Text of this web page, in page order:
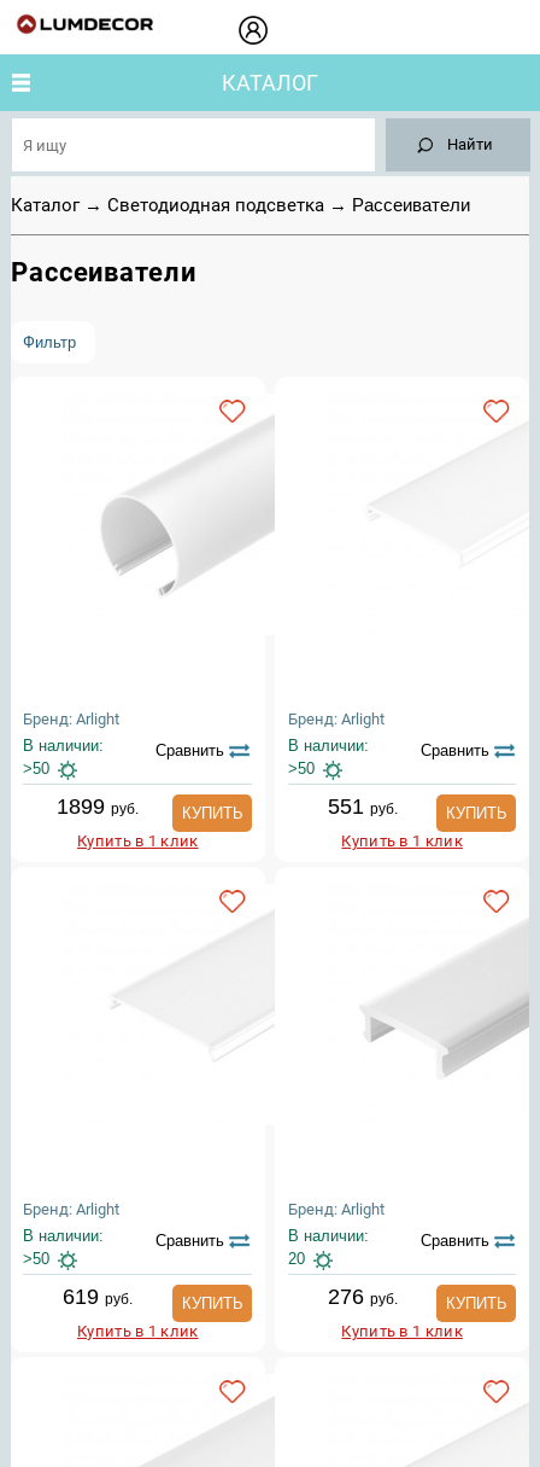
Найти
КАТАЛОГ
Каталог→ Светодиодная подсветка → Рассеиватели
Рассеиватели
Фильтр
Бренд: Arlight
В наличии:
>50
Сравнить
1899руб.
КУПИТЬ
Купить в 1 клик
Бренд: Arlight
В наличии:
>50
Сравнить
551 руб.
КУПИТЬ
Купить в 1 клик
Бренд: Arlight
В наличии:
>50
Сравнить
619руб.
КУПИТЬ
Купить в 1 клик
Бренд: Arlight
В наличии:
20
Сравнить
276 руб.
КУПИТЬ
Купить в 1 клик